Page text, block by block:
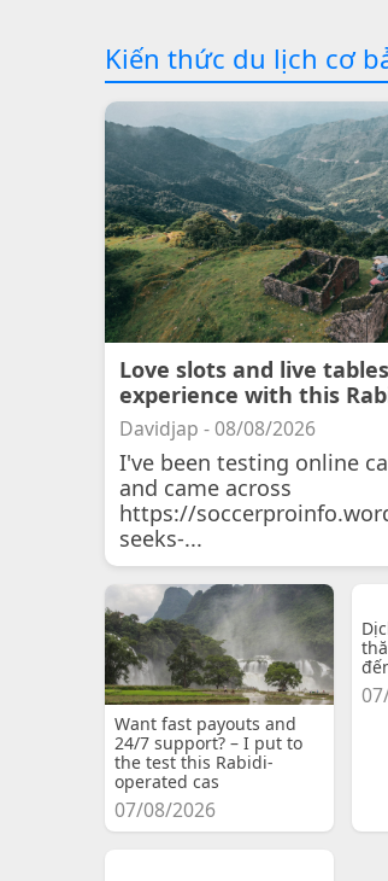
Kiến thức du lịch cơ
Love slots and live
experience with this
Davidjap - 08/08/2026
I've been testing online
and came across
https://
seeks-...
Want fast payouts and
24/7 support? – I put to
the test this Rabidi-
operated cas
07/08/2026